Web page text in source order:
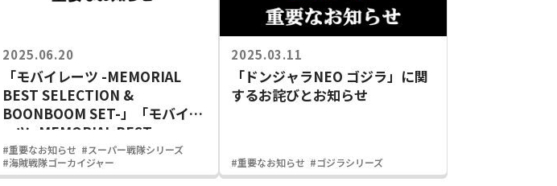
2025.06.20
「モバイレーツ -MEMORIAL
BEST SELECTION &
BOONBOOM SET-」「モバイレ
ーツ -MEMORIAL BEST
SELECTION -」に関するお詫び
とお知らせ
#重要なお知らせ #スーパー戦隊シリーズ
#海賊戦隊ゴーカイジャー
2025.03.11
「ドンジャラNEO ゴジラ」に関
するお詫びとお知らせ
#重要なお知らせ #ゴジラシリーズ